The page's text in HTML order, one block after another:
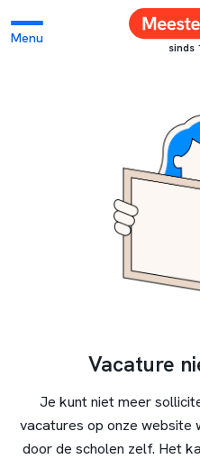
Menu
sinds
Vacature
Je kunt niet meer
vacatures op onze website
door de scholen zelf. Het